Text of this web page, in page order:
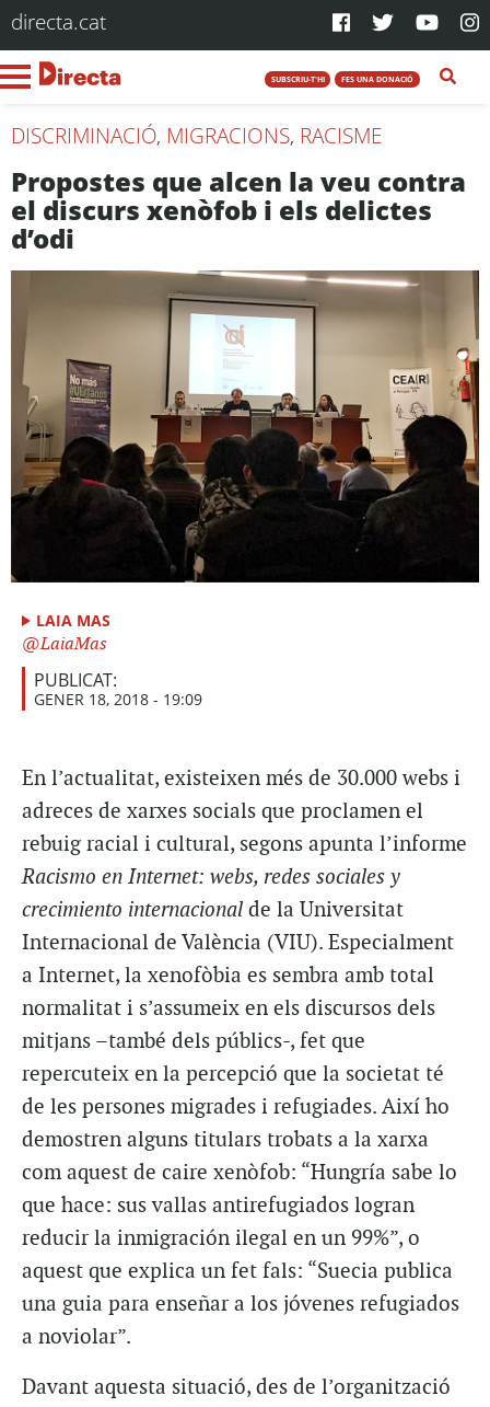
directa.cat
SUBSCRIU-T'HI FES UNA DONACIÓ
DISCRIMINACIÓ, MIGRACIONS, RACISME
Propostes que alcen la veu contra
el discurs xenòfob i els delictes
d’odi
LAIA MAS
LaiaMas
PUBLICAT:
GENER 18, 2018 - 19:09
En l’actualitat, existeixen més de 30.000 webs i
adreces de xarxes socials que proclamen el
rebuig racial i cultural, segons apunta l’informe
Racismo en Internet: webs, redes sociales y
crecimiento internacional de la Universitat
Internacional de València (VIU). Especialment
a Internet, la xenofòbia es sembra amb total
normalitat i s’assumeix en els discursos dels
mitjans –també dels públics-, fet que
repercuteix en la percepció que la societat té
de les persones migrades i refugiades. Així ho
demostren alguns titulars trobats a la xarxa
com aquest de caire xenòfob: “Hungría sabe lo
que hace: sus vallas antirefugiados logran
reducir la inmigración ilegal en un 99%”, o
aquest que explica un fet fals: “Suecia publica
una guia para enseñar a los jóvenes refugiados
a noviolar”.
Davant aquesta situació, des de l’organització